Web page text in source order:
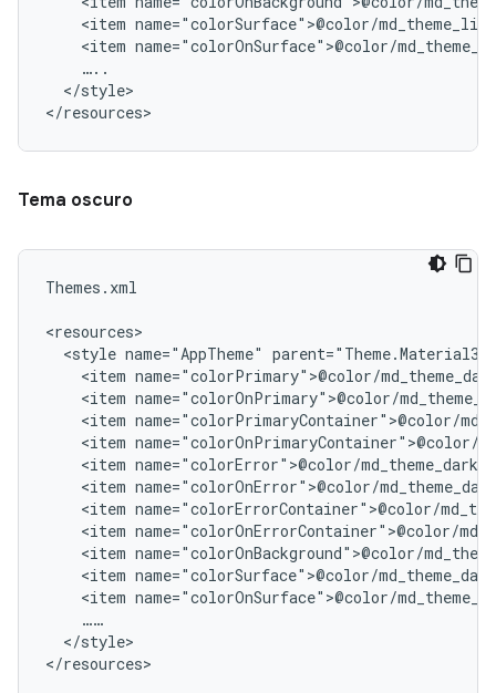
<item
<item
</style>
Tema oscuro
Themes.xml
<style name="AppTheme"
<item
<item
<item
<item
<item
<item
<item
<item
<item
<item
<item
</style>